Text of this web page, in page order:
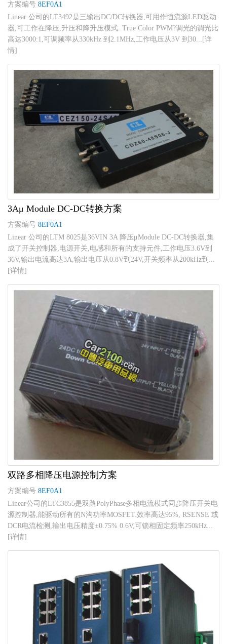
方案编号 8EF0A1
Linear 公司的LT3492是三输出DC/DC转换器,可用作恒流源LED驱动
器,可工作在降压,升压和降升压模式. True Color PWM?调光的调光比
高达3000:1,可调频率从330kHz 到2.1MHz,工作电压从3V 到30...[详
情]
3Aμ Module DC-DC转换方案
方案编号 8EF0A1
Linear 公司的LTM 8025是36VIN 3A 降压μModule DC-DC转换器,集
成了开关控制器,电源开关,电感和所有的支持元件,工作电压3.6V到
36V,输出电流高达3A,输出电压从0.8V到24V,开关频率从200kHz到...
[详情]
双路多相降压电源控制方案
方案编号 8EF0A1
Linear公司的LTC3855是双路PolyPhase多相电流模式同步降压开关电
源控制器,能驱动所有的N沟功率MOSFET.效率高达95%, RSENSE 或
DCR电流检测,输出电压精度±0.75% 0.6V,可锁相固定频率250kHz...
[详情]